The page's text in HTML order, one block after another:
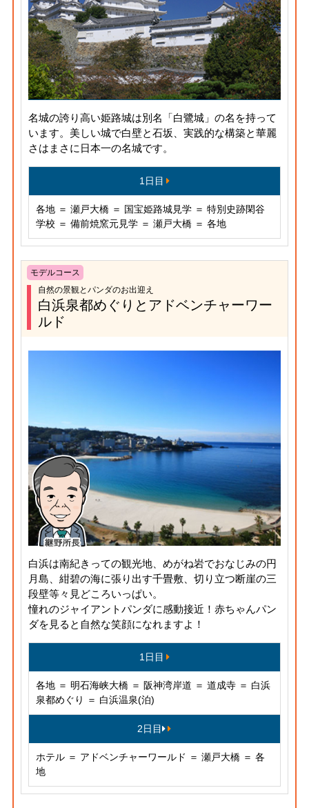
名城の誇り高い姫路城は別名「白鷺城」の名を持って
います。美しい城で白壁と石坂、実践的な構築と華麗
さはまさに日本一の名城です。
1日目
各地 ＝ 瀬戸大橋 ＝ 国宝姫路城見学 ＝ 特別史跡閑谷
学校 ＝ 備前焼窯元見学 ＝ 瀬戸大橋 ＝ 各地
モデルコース
自然の景観とパンダのお出迎え
白浜泉都めぐりとアドベンチャーワー
ルド
白浜は南紀きっての観光地、めがね岩でおなじみの円
月島、紺碧の海に張り出す千畳敷、切り立つ断崖の三
段壁等々見どころいっぱい。
憧れのジャイアントパンダに感動接近！赤ちゃんパン
ダを見ると自然な笑顔になれますよ！
1日目
各地 ＝ 明石海峡大橋 ＝ 阪神湾岸道 ＝ 道成寺 ＝ 白浜
泉都めぐり ＝ 白浜温泉(泊)
2日目
ホテル ＝ アドベンチャーワールド ＝ 瀬戸大橋 ＝ 各
地